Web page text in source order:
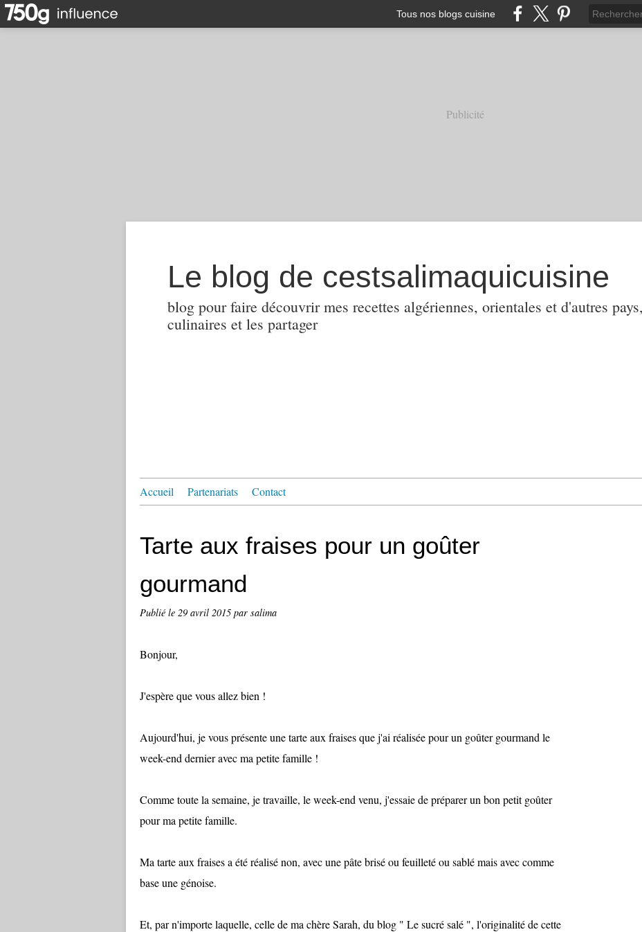
Tous nos blogs cuisine
Publicité
Le blog de cestsalimaquicuisine
blog pour faire découvrir mes recettes algériennes, orientales et d'autres
culinaires et les partager
Accueil Partenariats Contact
Tarte aux fraises pour un goûter
gourmand
Publié le 29 avril 2015 par salima
Bonjour,
J'espère que vous allez bien !
Aujourd'hui, je vous présente une tarte aux fraises que j'ai réalisée pour un goûter gourmand le
week-end dernier avec ma petite famille !
Comme toute la semaine, je travaille, le week-end venu, j'essaie de préparer un bon petit goûter
pour ma petite famille.
Ma tarte aux fraises a été réalisé non, avec une pâte brisé ou feuilleté ou sablé mais avec comme
base une génoise.
Et, par n'importe laquelle, celle de ma chère Sarah, du blog " Le sucré salé ", l'originalité de cette